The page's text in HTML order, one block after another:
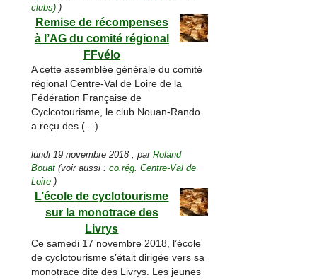
clubs) )
Remise de récompenses
à l’AG du comité régional
FFvélo
A cette assemblée générale du comité
régional Centre-Val de Loire de la
Fédération Française de
Cyclcotourisme, le club Nouan-Rando
a reçu des (…)
lundi 19 novembre 2018 ,parRoland
Bouat (voir aussi :co.rég. Centre-Val de
Loire )
L’école de cyclotourisme
sur la monotrace des
Livrys
Ce samedi 17 novembre 2018, l’école
de cyclotourisme s’était dirigée vers sa
monotrace dite des Livrys. Les jeunes